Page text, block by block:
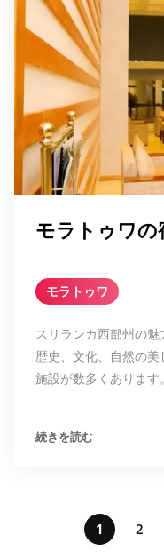
モラトゥワの
モラトゥワ
スリランカ西部州の魅
歴史、文化、自然の
施設が数多くありま
続きを読む
1 2